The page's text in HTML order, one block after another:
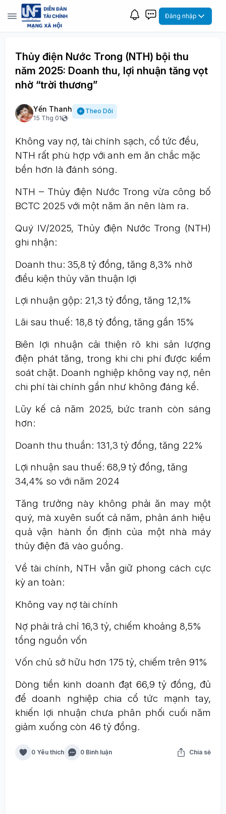
Đăng nhập
Thủy điện Nước Trong (NTH) bội thu
năm 2025: Doanh thu, lợi nhuận tăng vọt
nhờ “trời thương”
Yến Thanh
15 Thg 01
Theo Dõi
Không vay nợ, tài chính sạch, cổ tức đều,
NTH rất phù hợp với anh em ăn chắc mặc
bền hơn là đánh sóng.
NTH – Thủy điện Nước Trong vừa công bố
BCTC 2025 với một năm ăn nên làm ra.
Quý IV/2025, Thủy điện Nước Trong (NTH)
ghi nhận:
Doanh thu: 35,8 tỷ đồng, tăng 8,3% nhờ
điều kiện thủy văn thuận lợi
Lợi nhuận gộp: 21,3 tỷ đồng, tăng 12,1%
Lãi sau thuế: 18,8 tỷ đồng, tăng gần 15%
Biên lợi nhuận cải thiện rõ khi sản lượng
điện phát tăng, trong khi chi phí được kiểm
soát chặt. Doanh nghiệp không vay nợ, nên
chi phí tài chính gần như không đáng kể.
Lũy kế cả năm 2025, bức tranh còn sáng
hơn:
Doanh thu thuần: 131,3 tỷ đồng, tăng 22%
Lợi nhuận sau thuế: 68,9 tỷ đồng, tăng
34,4% so với năm 2024
Tăng trưởng này không phải ăn may một
quý, mà xuyên suốt cả năm, phản ánh hiệu
quả vận hành ổn định của một nhà máy
thủy điện đã vào guồng.
Về tài chính, NTH vẫn giữ phong cách cực
kỳ an toàn:
Không vay nợ tài chính
Nợ phải trả chỉ 16,3 tỷ, chiếm khoảng 8,5%
tổng nguồn vốn
Vốn chủ sở hữu hơn 175 tỷ, chiếm trên 91%
Dòng tiền kinh doanh đạt 66,9 tỷ đồng, đủ
để doanh nghiệp chia cổ tức mạnh tay,
khiến lợi nhuận chưa phân phối cuối năm
giảm xuống còn 46 tỷ đồng.
0 Yêu thích 0 Bình luận Chia sẻ